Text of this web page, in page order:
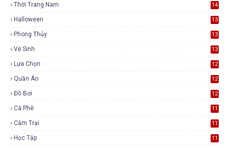
Thời Trang Nam 14
Halloween 13
Phong Thủy 13
Vệ Sinh 13
Lựa Chọn 12
Quần Áo 12
Đồ Bơi 12
Cà Phê 11
Cắm Trại 11
Học Tập 11